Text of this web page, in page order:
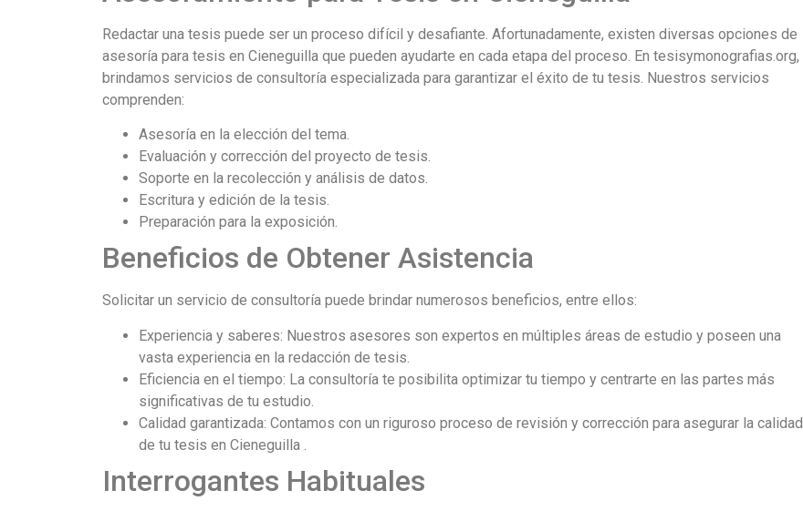
Redactar una tesis puede ser un proceso difícil y desafiante. Afortunadamente, existen diversas opciones de
asesoría para tesis en Cieneguilla que pueden ayudarte en cada etapa del proceso. En tesisymonografias.org,
brindamos servicios de consultoría especializada para garantizar el éxito de tu tesis. Nuestros servicios
comprenden:
Asesoría en la elección del tema.
Evaluación y corrección del proyecto de tesis.
Soporte en la recolección y análisis de datos.
Escritura y edición de la tesis.
Preparación para la exposición.
Beneficios de Obtener Asistencia
Solicitar un servicio de consultoría puede brindar numerosos beneficios, entre ellos:
Experiencia y saberes: Nuestros asesores son expertos en múltiples áreas de estudio y poseen una
vasta experiencia en la redacción de tesis.
Eficiencia en el tiempo: La consultoría te posibilita optimizar tu tiempo y centrarte en las partes más
significativas de tu estudio.
Calidad garantizada: Contamos con un riguroso proceso de revisión y corrección para asegurar la calidad
de tu tesis en Cieneguilla .
Interrogantes Habituales